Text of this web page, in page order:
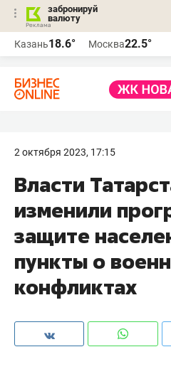
забронируй
валюту
Казань18.6° Москва22.5°
2 октября 2023, 17:15
Власти
изменили
защите
пункты о
конфликтах